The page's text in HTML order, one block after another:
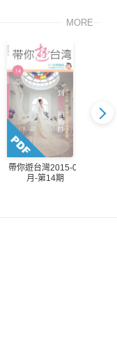
MORE
帶你遊台灣2015-04
月-第14期